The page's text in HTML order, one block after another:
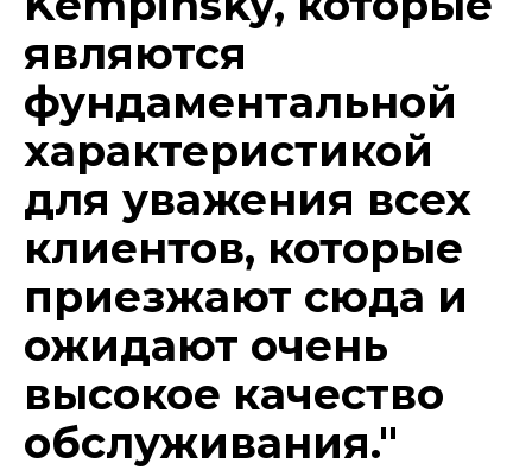
являются
фундаментальной
характеристикой
для уважения всех
клиентов, которые
приезжают сюда и
ожидают очень
высокое качество
обслуживания."